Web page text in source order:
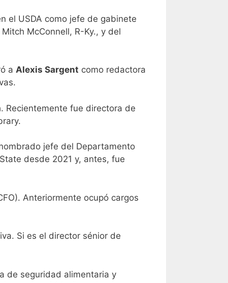
el USDA como jefe de gabinete
McConnell, R-Ky., y del
a Alexis Sargent como redactora
Recientemente fue directora de
jefe del Departamento
desde 2021 y, antes, fue
Anteriormente ocupó cargos
Si es el director sénior de
de seguridad alimentaria y